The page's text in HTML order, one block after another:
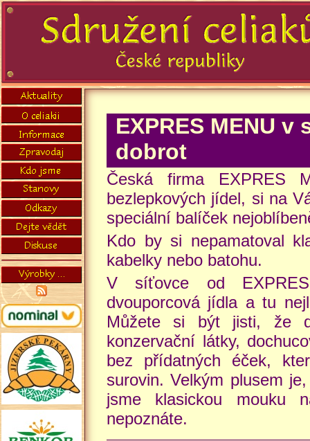
EXPRES MENU
dobrot
Česká firma EXPRES
bezlepkových jídel, si na
speciální balíček
Kdo by si nepamatoval
kabelky nebo batohu.
V síťovce od
dvouporcová jídla a tu
Můžete si být jisti, že
konzervační látky,
bez přídatných éček,
surovin. Velkým plusem
jsme klasickou mouku
nepoznáte.